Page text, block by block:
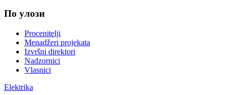
По улози
Procenitelji
Menadžeri projekata
Izvršni direktori
Nadzornici
Vlasnici
Elektrika